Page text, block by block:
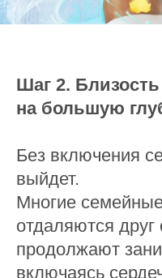
Шаг 2.
на большую
Без включения
выйдет.
Многие
отдаляются друг
продолжают
включаясь